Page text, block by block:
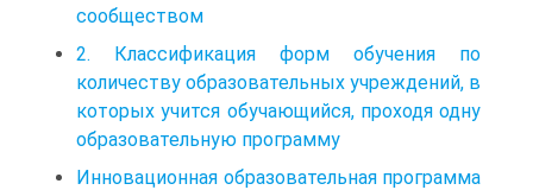
сообществом
2. Классификация форм обучения по
количеству образовательных учреждений, в
которых учится обучающийся, проходя одну
образовательную программу
Инновационная образовательная программа